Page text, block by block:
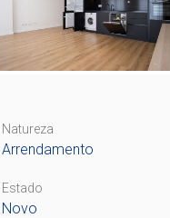
Natureza
Arrendamento
Estado
Novo